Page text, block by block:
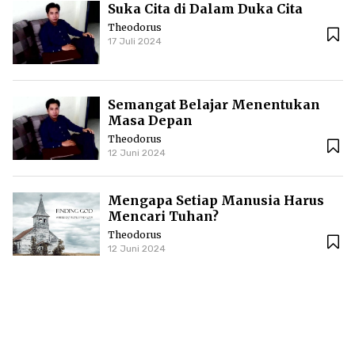
Suka Cita di Dalam Duka Cita
Theodorus
17 Juli 2024
Semangat Belajar Menentukan
Masa Depan
Theodorus
12 Juni 2024
Mengapa Setiap Manusia Harus
Mencari Tuhan?
Theodorus
12 Juni 2024